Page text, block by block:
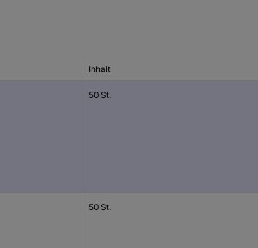
Inhalt
50 St.
50 St.